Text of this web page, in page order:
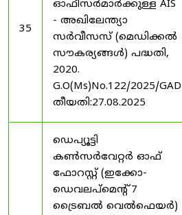
35
ഓഫീസർമാർക്കുള്ള AIS
- അഖിലേന്ത്യാ
സർവീസസ് (മെഡിക്കൽ
സൗകര്യങ്ങൾ) പദ്ധതി,
2020.
G.O(Ms)No.122/2025/GAD
തീയതി:27.08.2025
ഡെപ്യൂട്ടി
കൺസർവേറ്റർ ഓഫ്
ഫോറസ്റ്റ് (ഇക്കോ-
ഡെവലപ്മെന്റ് 7
ട്രൈബൽ വെൽഫെയർ)